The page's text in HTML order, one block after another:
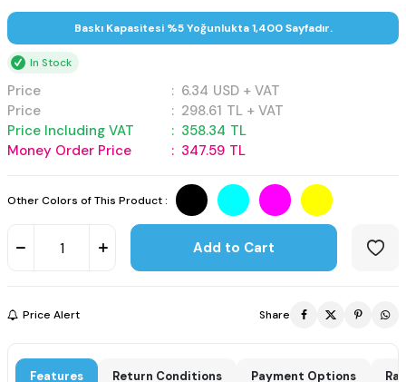
Baskı Kapasitesi %5 Yoğunlukta 1,400 Sayfadır.
In Stock
Price : 6.34 USD + VAT
Price
: 298.61 TL + VAT
Price Including VAT
: 358.34 TL
Money Order Price
: 347.59 TL
Other Colors of This Product :
Add to Cart
Price Alert Share
Features Return Conditions Payment Options